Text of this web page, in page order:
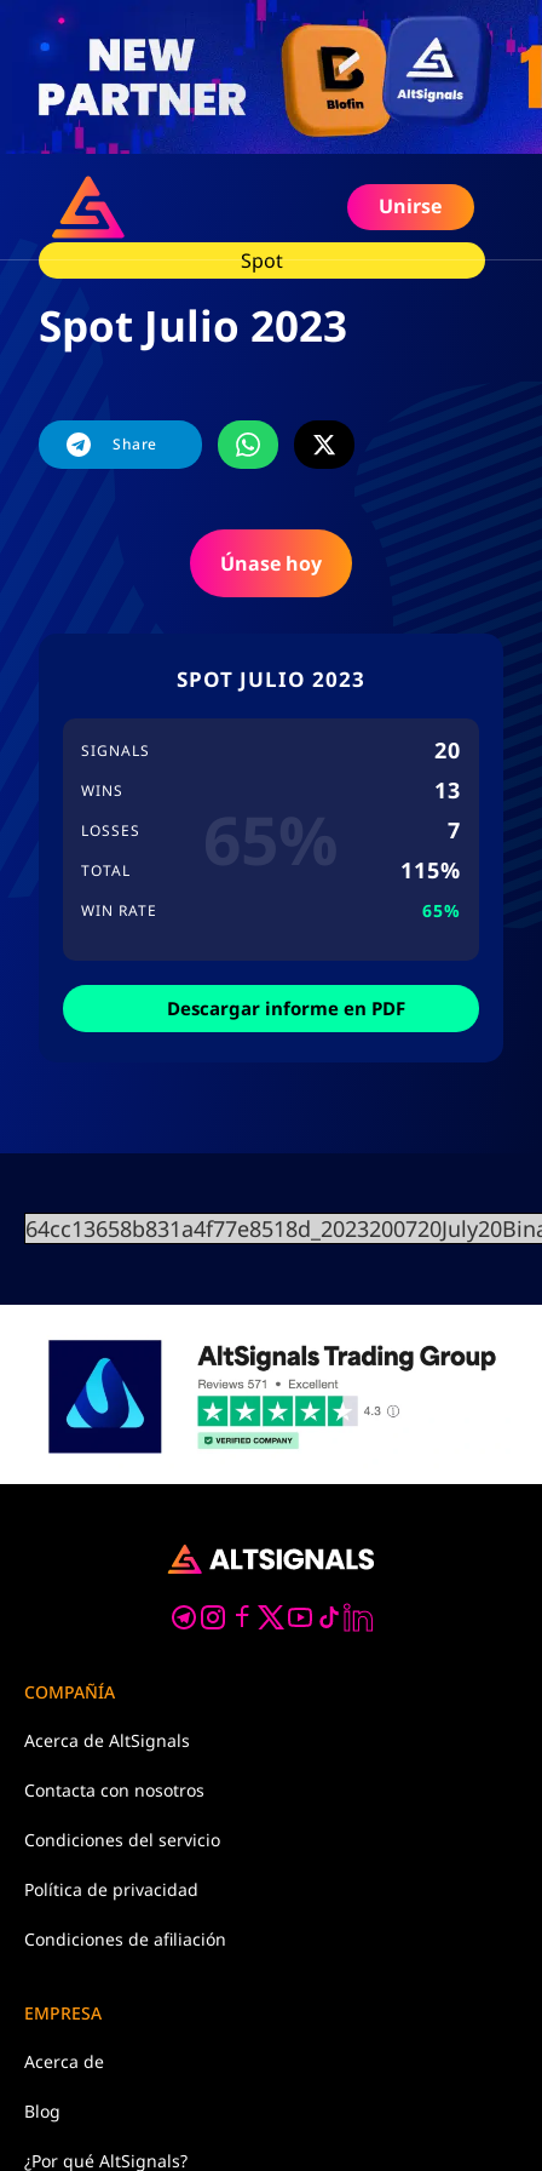
Unirse
Spot
Spot Julio 2023
Share
Únase hoy
SPOT JULIO 2023
SIGNALS 20
WINS 13
LOSSES 7
TOTAL 115%
WIN RATE 65%
Descargar informe en PDF
COMPAÑÍA
Acerca de AltSignals
Contacta con nosotros
Condiciones del servicio
Política de privacidad
Condiciones de afiliación
EMPRESA
Acerca de
Blog
¿Por qué AltSignals?